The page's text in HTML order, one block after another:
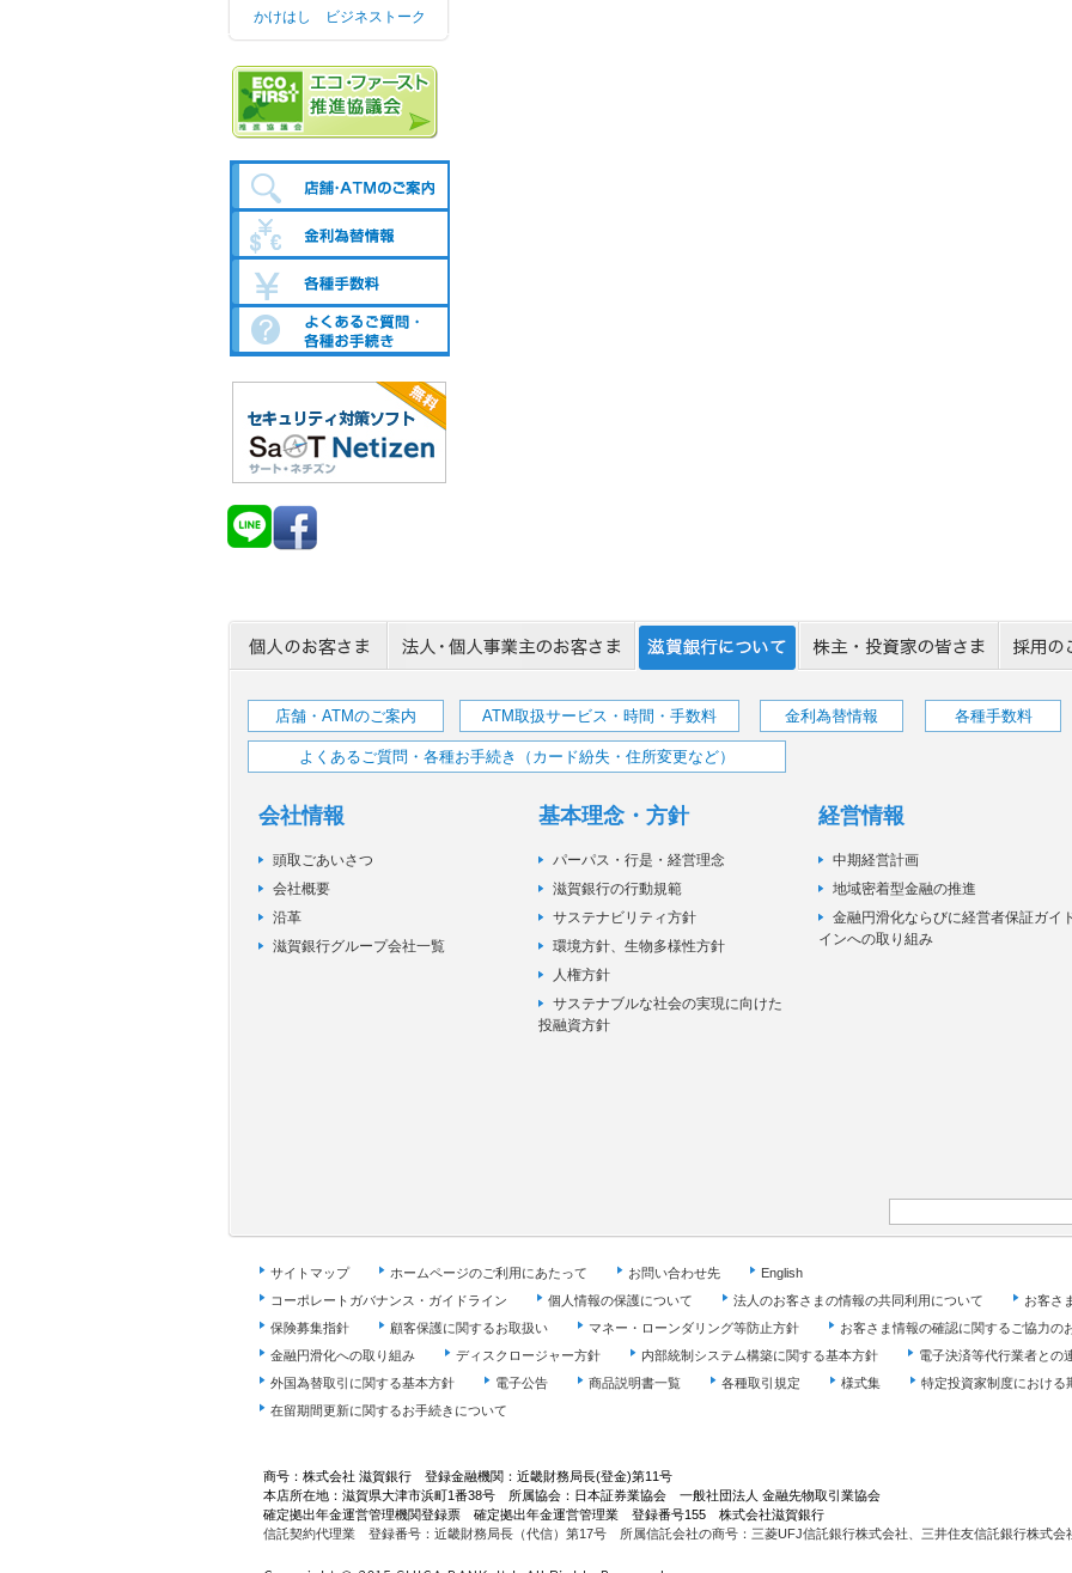
かけはし ビジネストーク
店舗・ATMのご案内 ATM取扱サービス・時間・手数料 金利為替情報 各種手数料
よくあるご質問・各種お手続き（カード紛失・住所変更など）
会社情報
頭取ごあいさつ
会社概要
沿革
滋賀銀行グループ会社一覧
基本理念・方針
パーパス・行是・経営理念
滋賀銀行の行動規範
サステナビリティ方針
環境方針、生物多様性方針
人権方針
サステナブルな社会の実現に向けた
投融資方針
経営情報
中期経営計画
地域密着型金融の推進
金融円滑化ならびに経営者保証ガイ
インへの取り組み
サイトマップ ホームページのご利用にあたって お問い合わせ先
English
コーポレートガバナンス・ガイドライン
個人情報の保護について 法人のお客さまの情報の共同利用について お客さ
保険募集指針
顧客保護に関するお取扱い マネー・ローンダリング等防止方針 お客さま情報の確認に関するご協力の
金融円滑化への取り組み
ディスクロージャー方針 内部統制システム構築に関する基本方針
電子決済等代行業者との
外国為替取引に関する基本方針
電子公告 商品説明書一覧 各種取引規定 様式集
特定投資家制度における
在留期間更新に関するお手続きについて
商号：株式会社 滋賀銀行 登録金融機関：近畿財務局長(登金)第11号
本店所在地：滋賀県大津市浜町1番38号 所属協会：日本証券業協会 一般社団法人 金融先物取引業協会
確定拠出年金運営管理機関登録票 確定拠出年金運営管理業 登録番号155 株式会社滋賀銀行
信託契約代理業 登録番号：近畿財務局長（代信）第17号 所属信託会社の商号：三菱UFJ信託銀行株式会社、三井住友信託銀行株式会